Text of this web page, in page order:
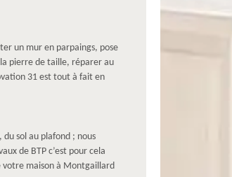
un mur en parpaings, pose
pierre de taille, réparer au
31 est tout à fait en
sol au plafond ; nous
de BTP c’est pour cela
votre maison à Montgaillard